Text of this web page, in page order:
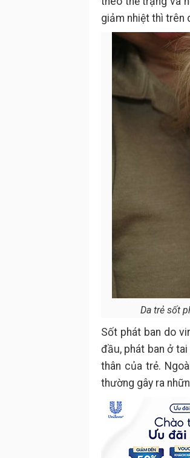
giảm nhiệt thì trên
Da trẻ sốt
Sốt phát ban do
đầu, phát ban ở
thân của trẻ.
thường gây ra